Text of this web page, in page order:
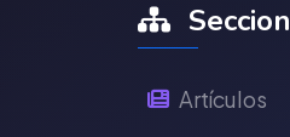
Artículos